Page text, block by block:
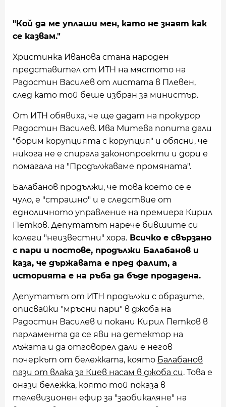
"Кой да ме уплаши мен, като не знаят как
се казвам."
Христинка Иванова стана народен
представител от ИТН на мястото на
Радостин Василев от листата в Плевен,
след като той беше избран за министър.
От ИТН обявиха, че ще дадат на прокурор
Радостин Василев. Ива Митева попита дали
"борим корупцията с корупция" и обясни, че
никога не е спирала законопроекти и дори е
помагала на "Продължаваме промяната".
Балабанов продължи, че това което се е
чуло, е "страшно" и е следствие от
едноличното управление на премиера Кирил
Петков. Депутатът нарече бившите си
колеги "неизвестни" хора. Всичко е свързано
с пари и постове, продължи Балабанов и
каза, че държавата е пред фалит, а
историята е на ръба да бъде продадена.
Депутатът от ИТН продължи с образите,
описвайки "мръсни пари" в джоба на
Радостин Василев и покани Кирил Петков в
парламента да се яви на детектор на
лъжата и да отговорел дали е негов
почеркът от бележката, която Балабанов
пази от влака за Киев насам в джоба си. Това е
онази бележка, която той показа в
телевизионен ефир за "заобикаляне" на